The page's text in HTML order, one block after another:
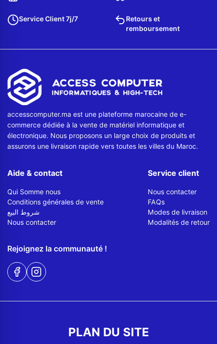
Contactez-nous
Envoyer un message
Service Client 7j/7
Retours et
remboursement
accesscomputer.ma est une plateforme marocaine de e-
commerce dédiée à la vente de matériel informatique et
électronique. Nous proposons un large choix de produits et
assurons une livraison rapide vers toutes les villes du Maroc.
Aide & contact
Qui Somme nous
Conditions générales de vente
شروط البيع
Nous contacter
Service client
Nous contacter
FAQs
Modes de livraison
Modalités de retour
Rejoignez la communauté !
PLAN DU SITE